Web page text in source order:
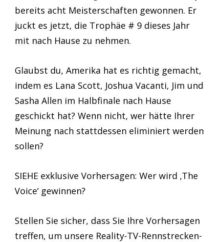
bereits acht Meisterschaften gewonnen. Er
juckt es jetzt, die Trophäe # 9 dieses Jahr
mit nach Hause zu nehmen.
Glaubst du, Amerika hat es richtig gemacht,
indem es Lana Scott, Joshua Vacanti, Jim und
Sasha Allen im Halbfinale nach Hause
geschickt hat? Wenn nicht, wer hätte Ihrer
Meinung nach stattdessen eliminiert werden
sollen?
SIEHE exklusive Vorhersagen: Wer wird ‚The
Voice‘ gewinnen?
Stellen Sie sicher, dass Sie Ihre Vorhersagen
treffen, um unsere Reality-TV-Rennstrecken-